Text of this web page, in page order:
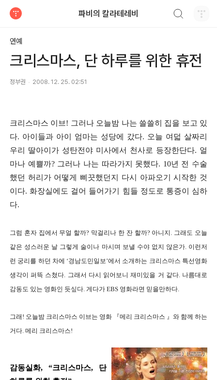
파비의 칼라테레비
연예
크리스마스, 단 하루를 위한 휴전
정부권 2008. 12. 25. 02:51
크리스마스 이브! 그러나 오늘밤 나는 쓸쓸히 집을 보고 있
다. 아이들과 아이 엄마는 성당에 갔다. 오늘 여덟 살짜리
우리 딸아이가 성탄전야 미사에서 천사로 등장한단다. 얼
마나 예쁠까? 그러나 나는 따라가지 못했다. 10년 전 수술
했던 허리가 어떻게 삐끗했던지 다시 아파오기 시작한 것
이다. 화장실에도 걸어 들어가기 힘들 정도로 통증이 심하
다.
그럼 혼자 집에서 무얼 할까? 막걸리나 한 잔 할까? 아니지. 그래도 오늘
같은 성스러운 날 그렇게 술이나 마시며 보낼 수야 없지 않은가. 이런저
런 궁리를 하던 차에 ‘경남도민일보’에서 소개하는 크리스마스 특선영화
생각이 퍼뜩 스쳤다. 그래서 다시 읽어보니 재미있을 거 같다. 나름대로
감동도 있는 영화인 듯싶다. 게다가 EBS 영화라면 믿을만하다.
그래! 오늘밤 크리스마스 이브는 영화 『메리 크리스마스 』와 함께 하는
거다. 메리 크리스마스!
감동실화, “크리스마스, 단